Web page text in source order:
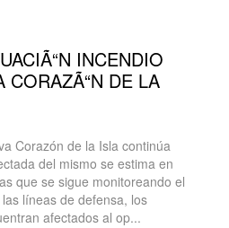
INCENDIO
CORAZÃ“N DE LA
Corazón de la Isla continúa
del mismo se estima en
que se sigue monitoreando el
líneas de defensa, los
afectados al op...